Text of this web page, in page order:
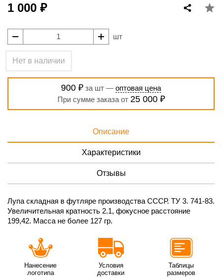
1 000 ₽
шт
Нет в наличии
900 ₽ за шт — оптовая цена
При сумме заказа от 25 000 ₽
Описание
Характеристики
Отзывы
Лупа складная в футляре производства СССР. ТУ 3. 741-83.
Увеличительная кратность 2.1, фокусное расстояние
199,42. Масса не более 127 гр.
Нанесение
логотипа
Условия
доставки
Таблицы
размеров